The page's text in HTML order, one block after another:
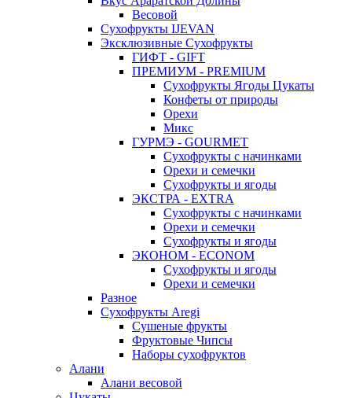
Весовой
Сухофрукты IJEVAN
Эксклюзивные Сухофрукты
ГИФТ - GIFT
ПРЕМИУМ - PREMIUM
Сухофрукты Ягоды Цукаты
Конфеты от природы
Орехи
Микс
ГУРМЭ - GOURMET
Сухофрукты с начинками
Орехи и семечки
Сухофрукты и ягоды
ЭКСТРА - EXTRA
Сухофрукты с начинками
Орехи и семечки
Сухофрукты и ягоды
ЭКОНОМ - ECONOM
Сухофрукты и ягоды
Орехи и семечки
Разное
Сухофрукты Aregi
Сушеные фрукты
Фруктовые Чипсы
Наборы сухофруктов
Алани
Алани весовой